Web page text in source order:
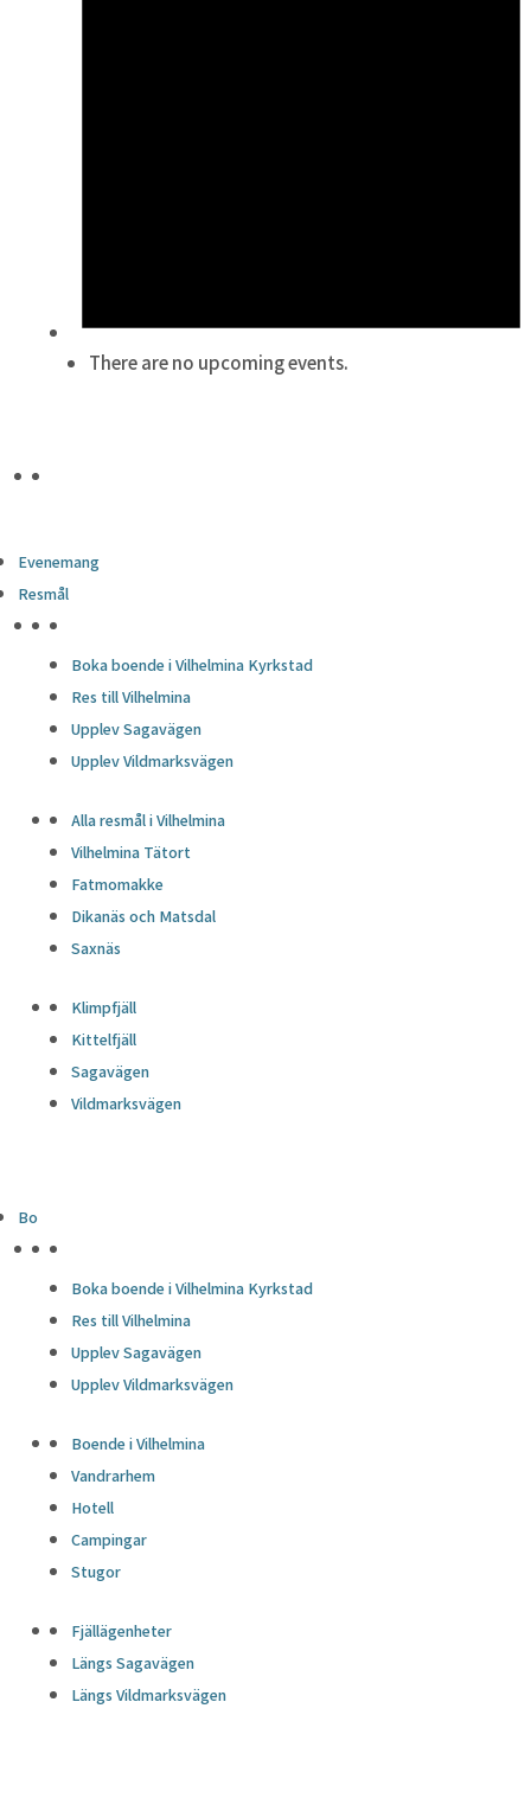
There are no upcoming events.
Evenemang
Resmål
Boka boende i Vilhelmina Kyrkstad
Res till Vilhelmina
Upplev Sagavägen
Upplev Vildmarksvägen
Alla resmål i Vilhelmina
Vilhelmina Tätort
Fatmomakke
Dikanäs och Matsdal
Saxnäs
Klimpfjäll
Kittelfjäll
Sagavägen
Vildmarksvägen
Bo
Boka boende i Vilhelmina Kyrkstad
Res till Vilhelmina
Upplev Sagavägen
Upplev Vildmarksvägen
Boende i Vilhelmina
Vandrarhem
Hotell
Campingar
Stugor
Fjällägenheter
Längs Sagavägen
Längs Vildmarksvägen